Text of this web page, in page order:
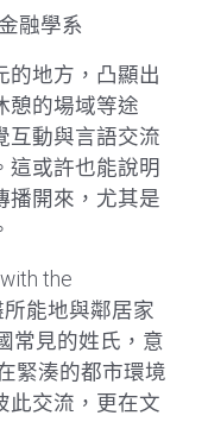
融學系
的地方，凸顯出
憩的場域等途
互動與言語交流
這或許也能說明
播開來，尤其是
the
能地與鄰居家
常見的姓氏，意
緊湊的都市環境
此交流，更在文